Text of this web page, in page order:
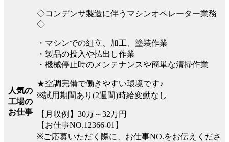
人気の
工場の
お仕事
◇コンデンサ製造に伴うマシンオペレーター業務
◇
・マシンでの組立、加工、塗装作業
・製品の投入や払出し作業
・機械停止時のメンテナンスや簡単な清掃作業
★空調完備で働きやすい環境です♪
※試用期間あり(2週間)時給変動なし
【月収例】30万～32万円
【お仕事NO.12366-01】
※ご応募いただく際に、お仕事NO.をお伝えくださ